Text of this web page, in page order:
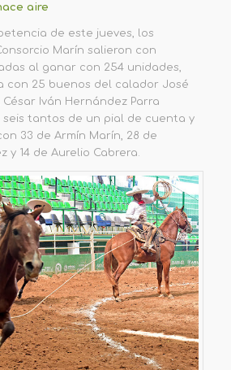
aire
de este jueves, los
Marín salieron con
al ganar con 254 unidades,
con 25 buenos del calador José
César Iván Hernández Parra
tantos de un pial de cuenta y
33 de Armín Marín, 28 de
y 14 de Aurelio Cabrera.